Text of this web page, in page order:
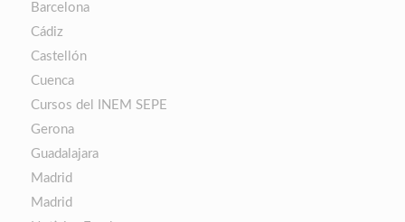
Barcelona
Cádiz
Castellón
Cuenca
Cursos del INEM SEPE
Gerona
Guadalajara
Madrid
Madrid